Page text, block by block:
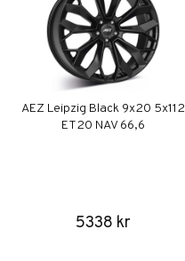
AEZ Leipzig Black 9x20 5x112
ET20 NAV 66,6
5338 kr